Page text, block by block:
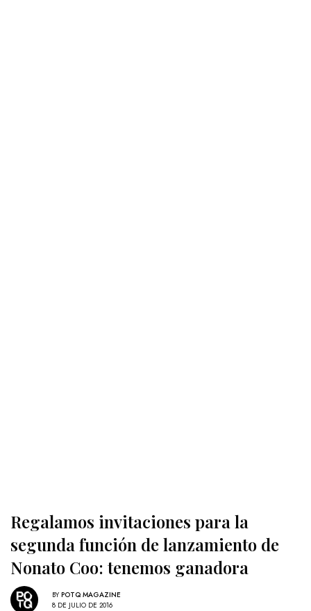
Regalamos invitaciones para la
segunda función de lanzamiento de
Nonato Coo: tenemos ganadora
BY POTQ MAGAZINE
8 DE JULIO DE 2016